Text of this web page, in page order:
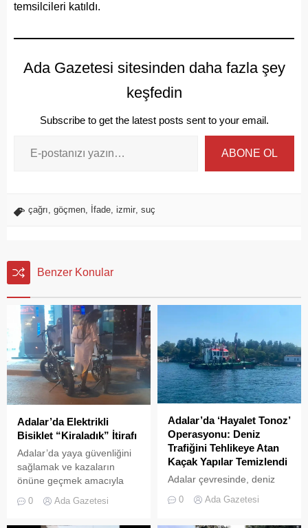
temsilcileri katıldı.
Ada Gazetesi sitesinden daha fazla şey
keşfedin
Subscribe to get the latest posts sent to your email.
ABONE OL
çağrı, göçmen, İfade, izmir, suç
Benzer Konular
Adalar’da Elektrikli
Bisiklet “Kiraladık” İtirafı
Adalar’da yaya güvenliğini
sağlamak ve kazaların
önüne geçmek amacıyla
getirilen “elektrikli bisiklet
kiralama yasağı” adeta hiçe
0 Ada Gazetesi
Adalar’da ‘Hayalet Tonoz’
Operasyonu: Deniz
Trafiğini Tehlikeye Atan
Kaçak Yapılar Temizlendi
Adalar çevresinde, deniz
çevre kirliliğine neden olan
0 Ada Gazetesi